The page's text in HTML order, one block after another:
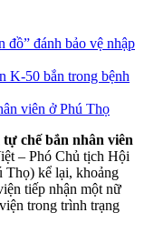
đánh bảo vệ nhập
K-50 bắn trong bệnh
viên ở Phú Thọ
chế bắn nhân viên
– Phó Chủ tịch Hội
Thọ) kể lại, khoảng
tiếp nhận một nữ
trong trình trạng